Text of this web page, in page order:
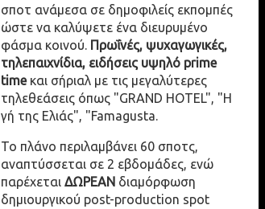
σποτ ανάμεσα σε δημοφιλείς εκπομπές
ώστε να καλύψετε ένα διευρυμένο
φάσμα κοινού. Πρωΐνές, ψυχαγωγικές,
τηλεπαιχνίδια, ειδήσεις υψηλό prime
timeκαι σήριαλ με τις μεγαλύτερες
τηλεθεάσεις όπως "GRAND HOTEL", "Η
γή της Ελιάς", "Famagusta.
Το πλάνο περιλαμβάνει 60 σποτς,
αναπτύσσεται σε 2 εβδομάδες, ενώ
παρέχεται ΔΩΡΕΑΝ διαμόρφωση
δημιουργικού post-production spot